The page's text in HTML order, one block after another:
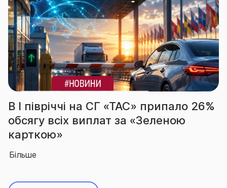
на СГ «ТАС» припало 26%
виплат за «Зеленою
За
вчергове